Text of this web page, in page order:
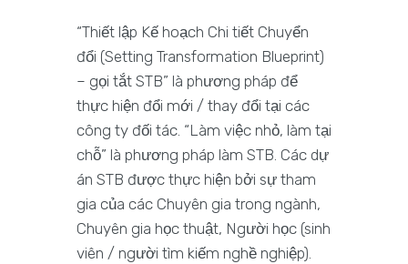
“Thiết lập Kế hoạch Chi tiết Chuyển
đổi (Setting Transformation Blueprint)
– gọi tắt STB” là phương pháp để
thực hiện đổi mới / thay đổi tại các
công ty đối tác. “Làm việc nhỏ, làm tại
chỗ” là phương pháp làm STB. Các dự
án STB được thực hiện bởi sự tham
gia của các Chuyên gia trong ngành,
Chuyên gia học thuật, Người học (sinh
viên / người tìm kiếm nghề nghiệp).